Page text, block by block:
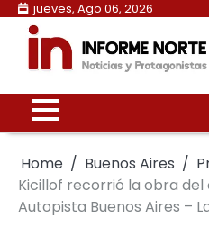
Skip
content
jueves, Ago 06, 2026
Home Buenos Aires
Kicillof recorrió la obra
Autopista Buenos Aires –